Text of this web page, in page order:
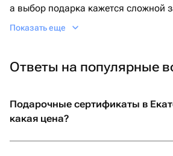
а выбор подарка кажется сложной
подарочный сертификат
где легко найти оригинальные и
Здесь собраны только самые
в подарок: спа-процедуры,
лучшие подарочные сертификаты,
Показать еще
Ответы на популярные
Подарочные сертификаты в
какая цена?